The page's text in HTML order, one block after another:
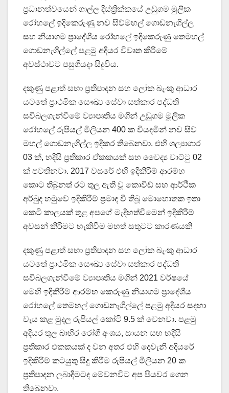
ප්‍රධානත්වයෙන් ගාල්ල දිස්ත්‍රික්කයේ උඩුගම මුලික
රෝහලේ ඉදිකෙරුණු නව සිව්මහල් ගොඩනැගිල්ල
සහ නියාගම ප්‍රාදේශීය රෝහලේ ඉදිකෙරුණු තෙමහල්
ගොඩනැගිල්ලේ පළමු අදියර විවෘත කිරිමේ
අවස්ථාවට පසුගියදා සිදුවිය.
දකුණු පළාත් සභා ප්‍රතිපාදන සහ ලෝක බැංකු ආධාර
යටතේ ප්‍රාථමික සෞඛ්‍ය සේවා සත්කාර පද්ධති
සවිබලගැන්වීමේ ව්‍යාපෘතිය මගින් උඩුගම මූලික
රෝහලේ රුපියල් මිලියන 400 ක වියදමින් නව සිව්
මහල් ගොඩනැගිල්ල ඉදිකර තිබෙනවා. එහි ශල්‍යාගාර
03 ක්, හදිසි ප්‍රතිකාර ඒකකයක් සහ වෛද්‍ය වාට්ටු 02
ක් පවතිනවා. 2017 වසරේ එහි ඉදිකිරීම් ආරම්භ
කොට තිබුනත් රට තුල ඇති වූ කොවිඩ් සහ ආර්ථීක
අර්බුද හමුවේ ඉදිකිරීම් ප්‍රමාද වී තිබූ මොහොතක ඉතා
කෙටි කාලයක් තුළ අපගේ මැදිහත්වීමෙන් ඉදිකිරීම්
අවසන් කිරීමට හැකිවීම මහත් සතුටට කාරණයකි
දකුණු පළාත් සභා ප්‍රතිපාදන සහ ලෝක බැංකු ආධාර
යටතේ ප්‍රාථමික සෞඛ්‍ය සේවා සත්කාර පද්ධති
සවිබලගැන්වීමේ ව්‍යාපෘතිය මගින් 2021 වර්ෂයේ
මෙහි ඉදිකිරීම් ආරම්භ කෙරුණු නියාගම ප්‍රාදේශීය
රෝහලේ තෙමහල් ගොඩනැගිල්ලේ පළමු අදියර සදහා
වැය කළ මුදල රුපියල් කෝටි 9.5 ක් වෙනවා. පළමු
අදියර තුල බාහිර රෝගී අංශය, සායන සහ හදිසි
ප්‍රතිකාර එකකයක් ද වන අතර එහි දෙවැනි අදියරේ
ඉදිකිරිම් කටයුතු සිදු කිරීම රුපියල් මිලියන 20 ක
ප්‍රතිපාදන ලබාදීමටද මේවනවිට අප පියවර ගෙන
තිබෙනවා.